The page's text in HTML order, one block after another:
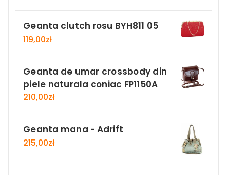
Geanta clutch rosu BYH811 05
119,00zł
Geanta de umar crossbody din
piele naturala coniac FP1150A
210,00zł
Geanta mana - Adrift
215,00zł